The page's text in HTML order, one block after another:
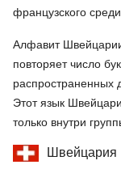
французского
Алфавит
повторяет число
распространенных
Этот язык
только внутри
Швейцария